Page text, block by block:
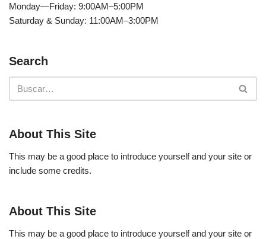
Monday—Friday: 9:00AM–5:00PM
Saturday & Sunday: 11:00AM–3:00PM
Search
About This Site
This may be a good place to introduce yourself and your site or
include some credits.
About This Site
This may be a good place to introduce yourself and your site or